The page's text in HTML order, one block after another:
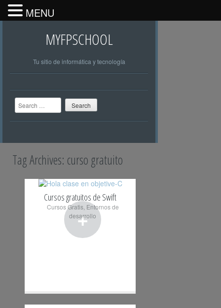
MYFPSCHOOL
Tu sitio de informática y tecnología
Search
Tag Archives: curso gratuito
+
Cursos gratuitos de Swift
Cursos Gratis, Entornos de
desarrollo
MENU